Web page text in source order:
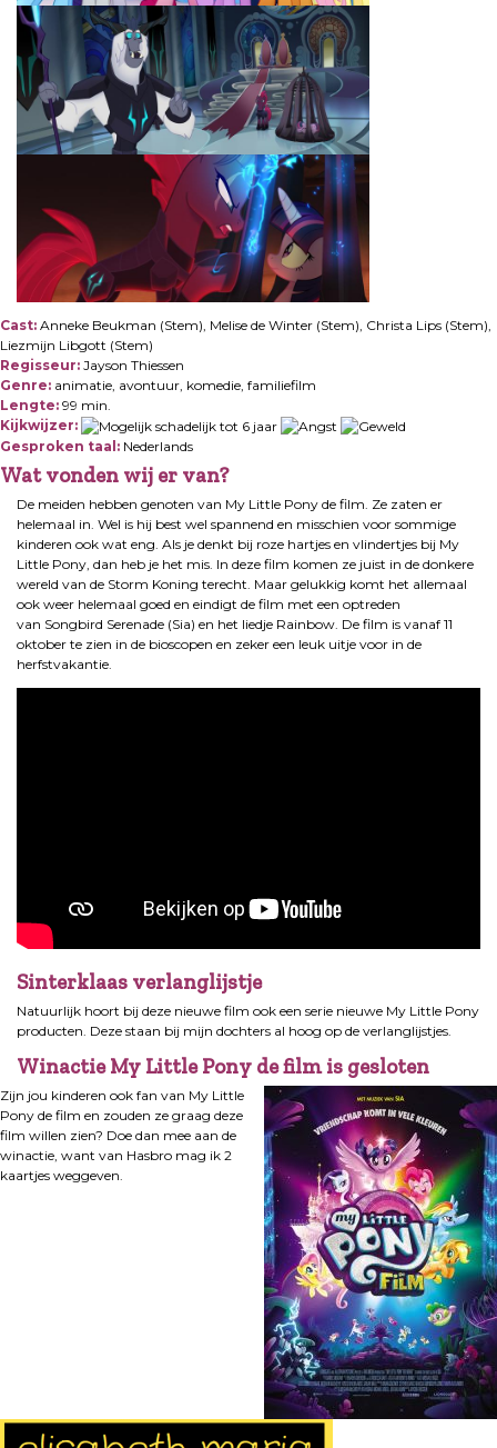
Cast: Anneke Beukman (Stem), Melise de Winter (Stem), Christa Lips (Stem),
Liezmijn Libgott (Stem)
Regisseur: Jayson Thiessen
Genre: animatie, avontuur, komedie, familiefilm
Lengte: 99 min.
Kijkwijzer:
Gesproken taal: Nederlands
Wat vonden wij er van?
De meiden hebben genoten van My Little Pony de film. Ze zaten er
helemaal in. Wel is hij best wel spannend en misschien voor sommige
kinderen ook wat eng. Als je denkt bij roze hartjes en vlindertjes bij My
Little Pony, dan heb je het mis. In deze film komen ze juist in de donkere
wereld van de Storm Koning terecht. Maar gelukkig komt het allemaal
ook weer helemaal goed en eindigt de film met een optreden
van Songbird Serenade (Sia) en het liedje Rainbow. De film is vanaf 11
oktober te zien in de bioscopen en zeker een leuk uitje voor in de
herfstvakantie.
Sinterklaas verlanglijstje
Natuurlijk hoort bij deze nieuwe film ook een serie nieuwe My Little Pony
producten. Deze staan bij mijn dochters al hoog op de verlanglijstjes.
Winactie My Little Pony de film is gesloten
Zijn jou kinderen ook fan van My Little
Pony de film en zouden ze graag deze
film willen zien? Doe dan mee aan de
winactie, want van Hasbro mag ik 2
kaartjes weggeven.